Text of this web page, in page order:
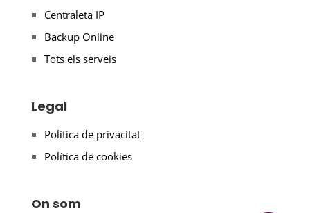
Centraleta IP
Backup Online
Tots els serveis
Legal
Política de privacitat
Política de cookies
On som